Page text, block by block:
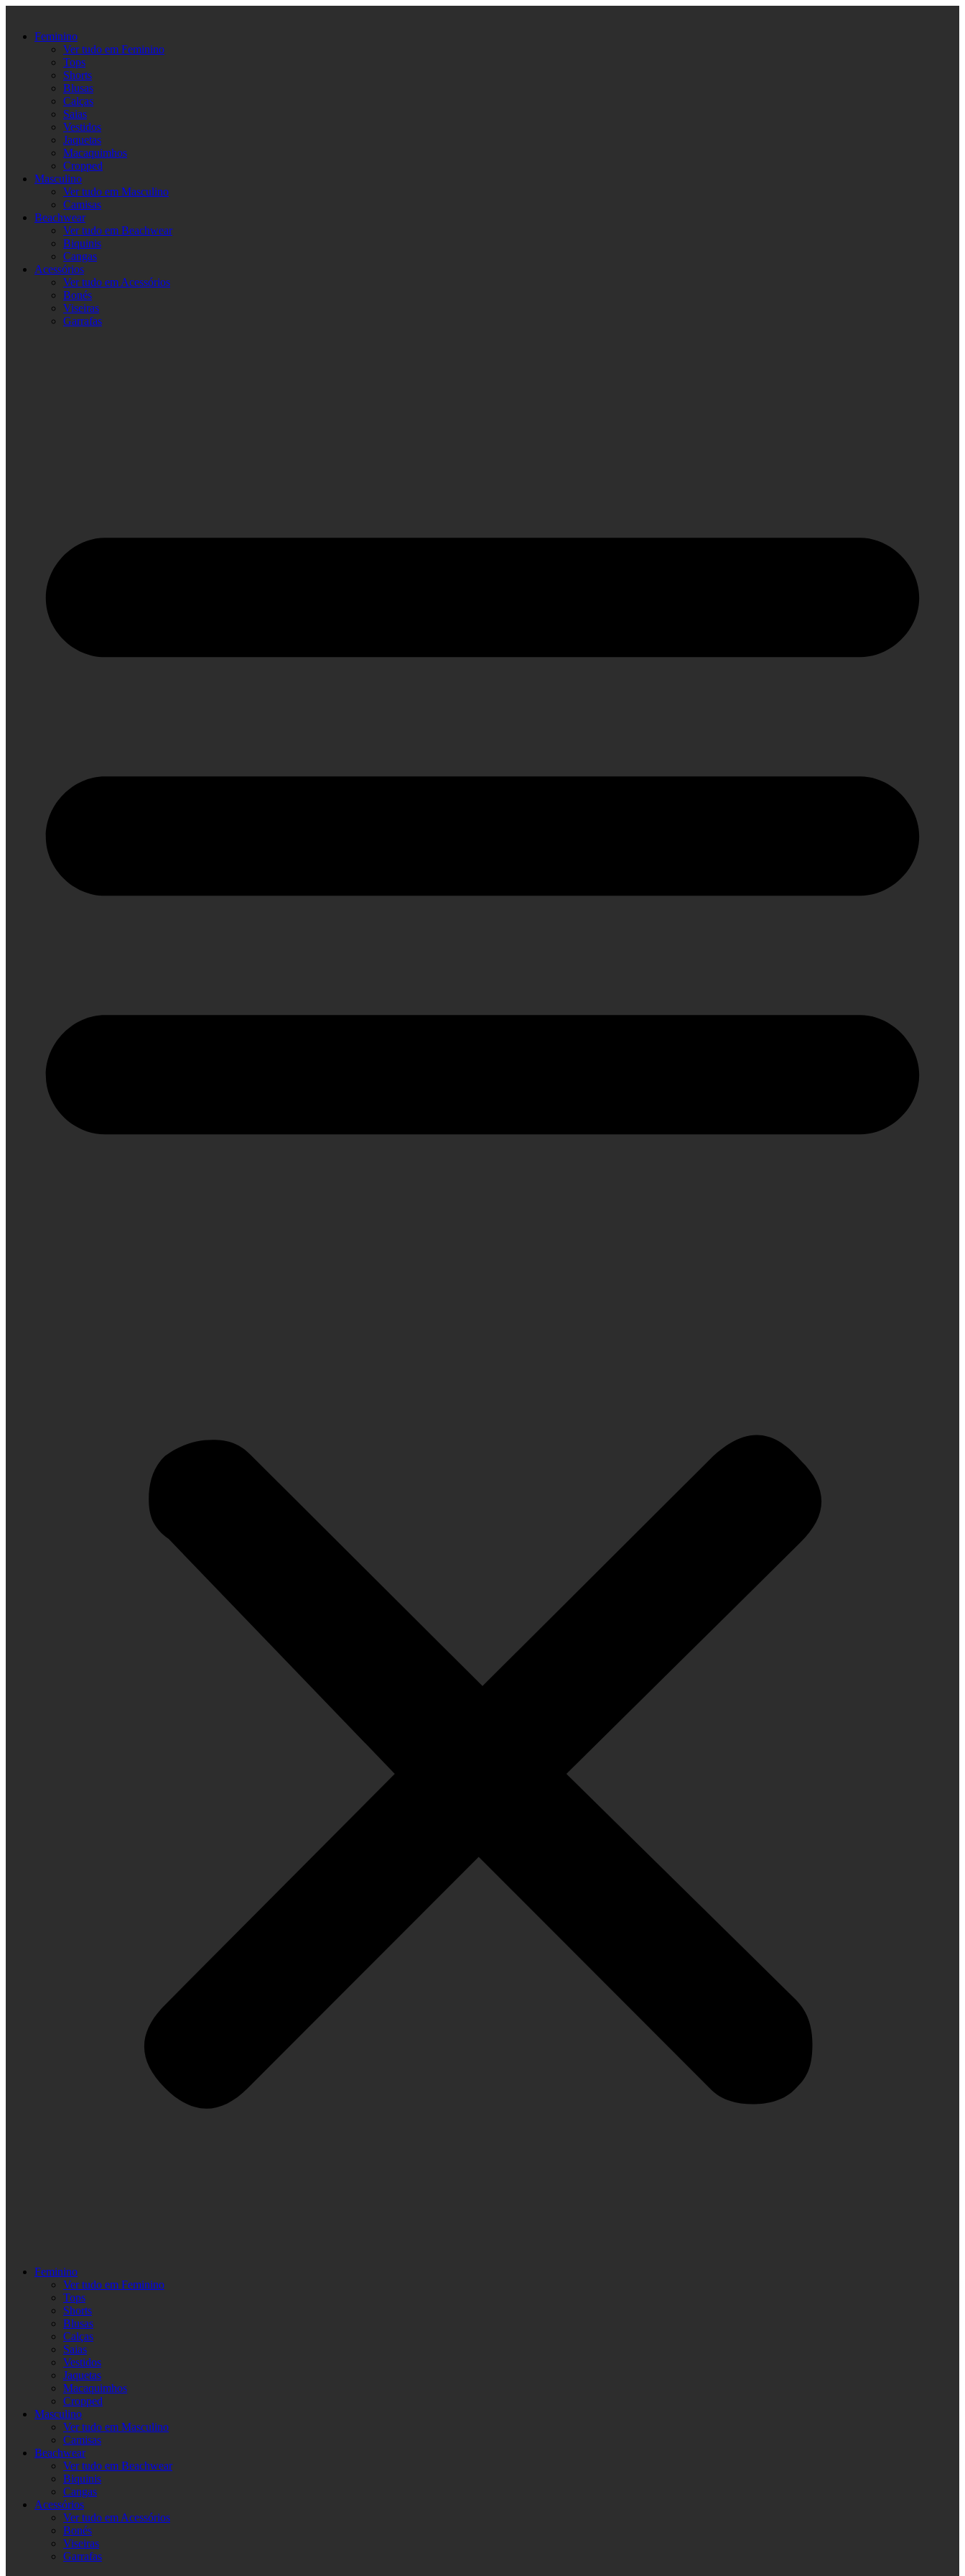
Feminino
Ver tudo em Feminino
Tops
Shorts
Blusas
Calças
Saias
Vestidos
Jaquetas
Macaquimhos
Cropped
Masculino
Ver tudo em Masculino
Camisas
Beachwear
Ver tudo em Beachwear
Biquinis
Cangas
Acessórios
Ver tudo em Acessórios
Bonés
Viseiras
Garrafas
Feminino
Ver tudo em Feminino
Tops
Shorts
Blusas
Calças
Saias
Vestidos
Jaquetas
Macaquimhos
Cropped
Masculino
Ver tudo em Masculino
Camisas
Beachwear
Ver tudo em Beachwear
Biquinis
Cangas
Acessórios
Ver tudo em Acessórios
Bonés
Viseiras
Garrafas